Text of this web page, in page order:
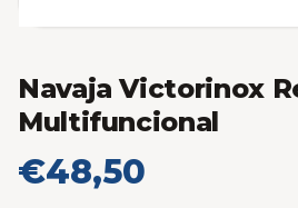
Navaja Victorinox
Multifuncional
€48,50